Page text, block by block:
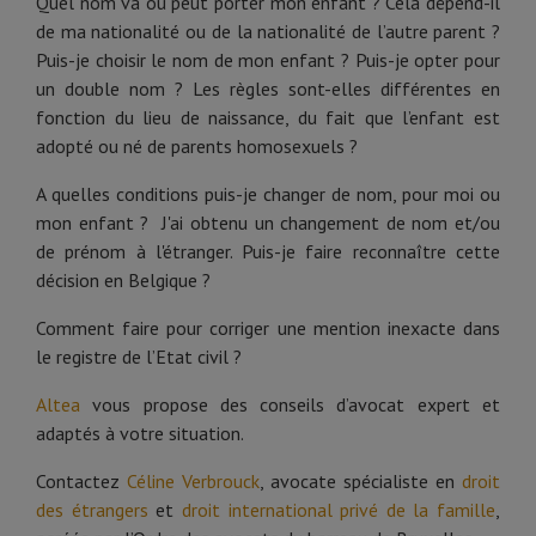
de ma nationalité ou de la nationalité de l’autre parent ?
Puis-je choisir le nom de mon enfant ? Puis-je opter pour
un double nom ? Les règles sont-elles différentes en
fonction du lieu de naissance, du fait que l’enfant est
adopté ou né de parents homosexuels ?
A quelles conditions puis-je changer de nom, pour moi ou
mon enfant ? J'ai obtenu un changement de nom et/ou
de prénom à l'étranger. Puis-je faire reconnaître cette
décision en Belgique ?
Comment faire pour corriger une mention inexacte dans
le registre de l’Etat civil ?
Altea vous propose des conseils d’avocat expert et
adaptés à votre situation.
Contactez Céline Verbrouck, avocate spécialiste en droit
des étrangers et droit international privé de la famille,